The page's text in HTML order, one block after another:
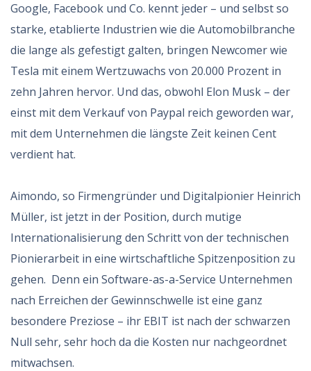
Google, Facebook und Co. kennt jeder – und selbst so
starke, etablierte Industrien wie die Automobilbranche
die lange als gefestigt galten, bringen Newcomer wie
Tesla mit einem Wertzuwachs von 20.000 Prozent in
zehn Jahren hervor. Und das, obwohl Elon Musk – der
einst mit dem Verkauf von Paypal reich geworden war,
mit dem Unternehmen die längste Zeit keinen Cent
verdient hat.
Aimondo, so Firmengründer und Digitalpionier Heinrich
Müller, ist jetzt in der Position, durch mutige
Internationalisierung den Schritt von der technischen
Pionierarbeit in eine wirtschaftliche Spitzenposition zu
gehen. Denn ein Software-as-a-Service Unternehmen
nach Erreichen der Gewinnschwelle ist eine ganz
besondere Preziose – ihr EBIT ist nach der schwarzen
Null sehr, sehr hoch da die Kosten nur nachgeordnet
mitwachsen.